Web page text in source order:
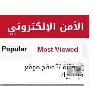
الأمن الإلكتروني
Most Viewed
1